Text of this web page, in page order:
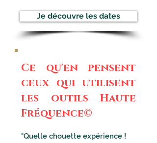
Je découvre les dates
Ce qu'en pensent
ceux qui utilisent
les outils Haute
Fréquence©
"Quelle chouette expérience ! ​